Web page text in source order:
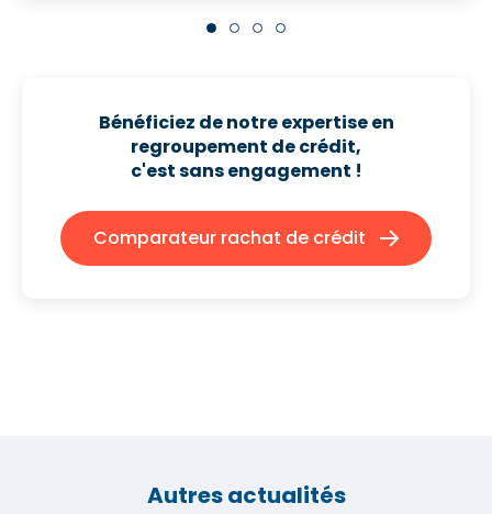
Bénéficiez de notre expertise en
regroupement de crédit,
c'est sans engagement !
Comparateur rachat de crédit
Autres actualités